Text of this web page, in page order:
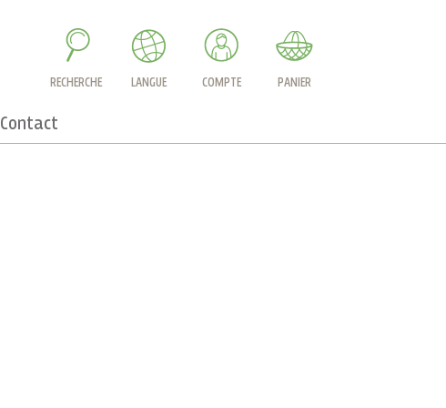
RECHERCHE LANGUE COMPTE PANIER
Contact